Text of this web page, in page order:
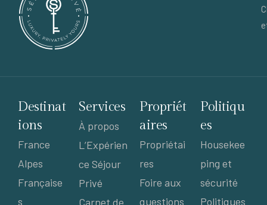
Destinat
ions
France
Alpes
Française
s
Services
À propos
L’Expérien
ce Séjour
Privé
Carnet de
Propriét
aires
Propriétai
res
Foire aux
questions
Politiqu
es
Housekee
ping et
sécurité
Politiques